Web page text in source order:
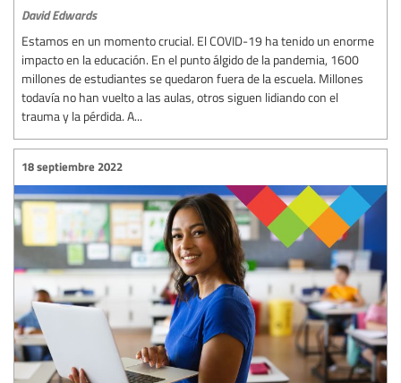
David Edwards
Estamos en un momento crucial. El COVID-19 ha tenido un enorme
impacto en la educación. En el punto álgido de la pandemia, 1600
millones de estudiantes se quedaron fuera de la escuela. Millones
todavía no han vuelto a las aulas, otros siguen lidiando con el
trauma y la pérdida. A...
18 septiembre 2022